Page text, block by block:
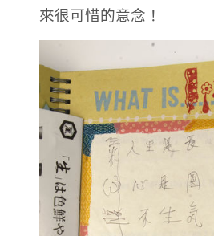
來很可惜的意念！